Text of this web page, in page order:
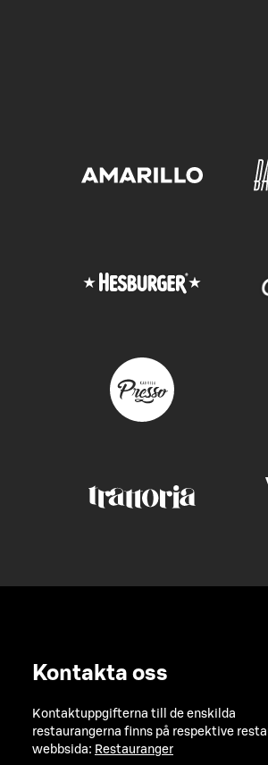
Kontakta oss
Kontaktuppgifterna till de enskilda
restaurangerna finns på respektive
webbsida: Restauranger